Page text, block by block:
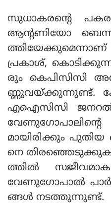
സുധാകരന്റെ
ആന്റണിയോ
ത്തിയേക്കുമെന്നാണ്
പ്രകാശ്,
രും കെപിസിസി
ണ്ണുവയ്ക്കുന്നുണ്ട്.
എഐസിസി ജനറല്‍
മായിരിക്കും
നെ
ത്തില്‍
വേണുഗോപാല്‍
ങ്ങള്‍ നടത്തുന്നുണ്ട്.